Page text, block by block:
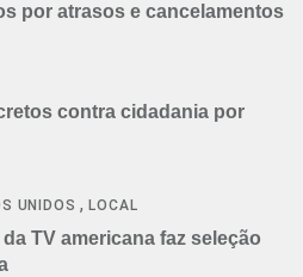
por atrasos e cancelamentos
contra cidadania por
UNIDOS ,LOCAL
TV americana faz seleção